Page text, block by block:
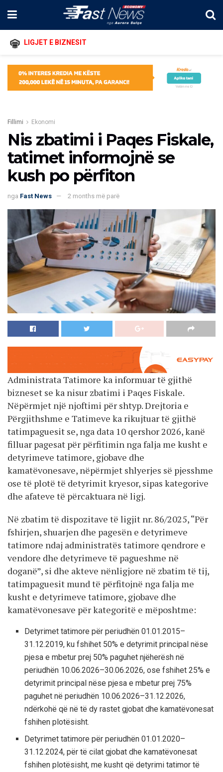
LIGJET E BIZNESIT
Fillimi Ekonomi
Nis zbatimi i Paqes Fiskale,
tatimet informojnë se
kush po përfiton
nga Fast News 2 months më parë
Administrata Tatimore ka informuar të gjithë
bizneset se ka nisur zbatimi i Paqes Fiskale.
Nëpërmjet një njoftimi për shtyp. Drejtoria e
Përgjithshme e Tatimeve ka rikujtuar të gjithë
tatimpaguesit se, nga data 10 qershor 2026, kanë
filluar pagesat për përfitimin nga falja me kusht e
detyrimeve tatimore, gjobave dhe
kamatëvonesave, nëpërmjet shlyerjes së pjesshme
ose të plotë të detyrimit kryesor, sipas kategorive
dhe afateve të përcaktuara në ligj.
Në zbatim të dispozitave të ligjit nr. 86/2025, “Për
fshirjen, shuarjen dhe pagesën e detyrimeve
tatimore ndaj administratës tatimore qendrore e
vendore dhe detyrimeve të pagueshme në
doganë”, si dhe akteve nënligjore në zbatim të tij,
tatimpaguesit mund të përfitojnë nga falja me
kusht e detyrimeve tatimore, gjobave dhe
kamatëvonesave për kategoritë e mëposhtme:
Detyrimet tatimore për periudhën 01.01.2015–
31.12.2019, ku fshihet 50% e detyrimit principal nëse
pjesa e mbetur prej 50% paguhet njëherësh në
periudhën 10.06.2026–30.06.2026, ose fshihet 25% e
detyrimit principal nëse pjesa e mbetur prej 75%
paguhet në periudhën 10.06.2026–31.12.2026,
ndërkohë që në të dy rastet gjobat dhe kamatëvonesat
fshihen plotësisht.
Detyrimet tatimore për periudhën 01.01.2020–
31.12.2024, për të cilat gjobat dhe kamatëvonesat
fshihen plotësisht, me kusht që detyrimi tatimor të